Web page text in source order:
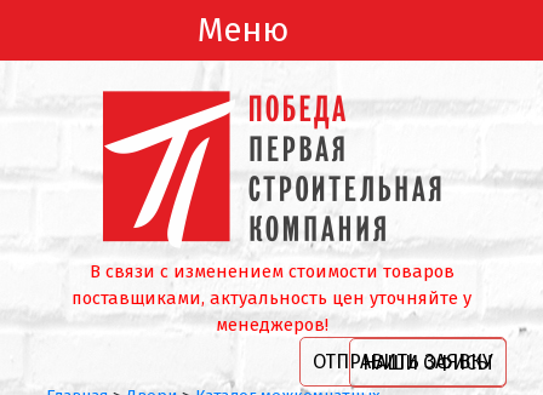
Меню
В связи с изменением стоимости товаров
поставщиками, актуальность цен уточняйте у
менеджеров!
ОТПРАВИТЬ ЗАЯВКУ
НАШИ ОФИСЫ